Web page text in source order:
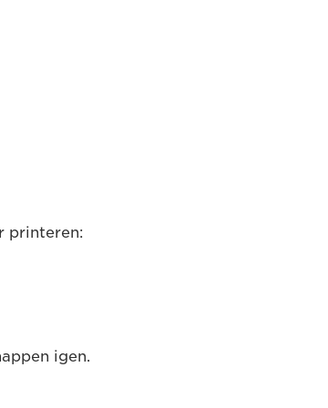
printeren:
igen.